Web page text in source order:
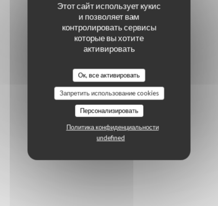
Этот сайт использует кукис
и позволяет вам
контролировать сервисы
которые вы хотите
активировать
Ок, все активировать
Запретить использование cookies
Персонализировать
Политика конфиденциальности
undefined